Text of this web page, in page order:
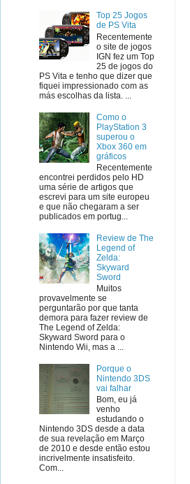
Top 25 Jogos
de PS Vita
Recentemente
o site de jogos
IGN fez um Top
25 de jogos do
PS Vita e tenho que dizer que
fiquei impressionado com as
más escolhas da lista. ...
Como o
PlayStation 3
superou o
Xbox 360 em
gráficos
Recentemente
encontrei perdidos pelo HD
uma série de artigos que
escrevi para um site europeu
e que não chegaram a ser
publicados em portug...
Review de The
Legend of
Zelda:
Skyward
Sword
Muitos
provavelmente se
perguntarão por que tanta
demora para fazer review de
The Legend of Zelda:
Skyward Sword para o
Nintendo Wii, mas a ...
Porque o
Nintendo 3DS
vai falhar
Bom, eu já
venho
estudando o
Nintendo 3DS desde a data
de sua revelação em Março
de 2010 e desde então estou
incrivelmente insatisfeito.
Com...